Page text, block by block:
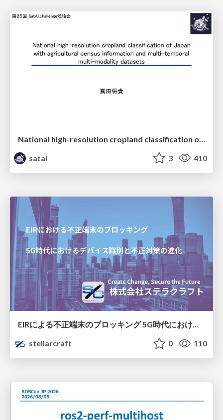
satai
3 410
EIRによる不正端末のブロッキング 5G時代におけるデバイス識別と不正対策の進化
stellarcraft
0 110